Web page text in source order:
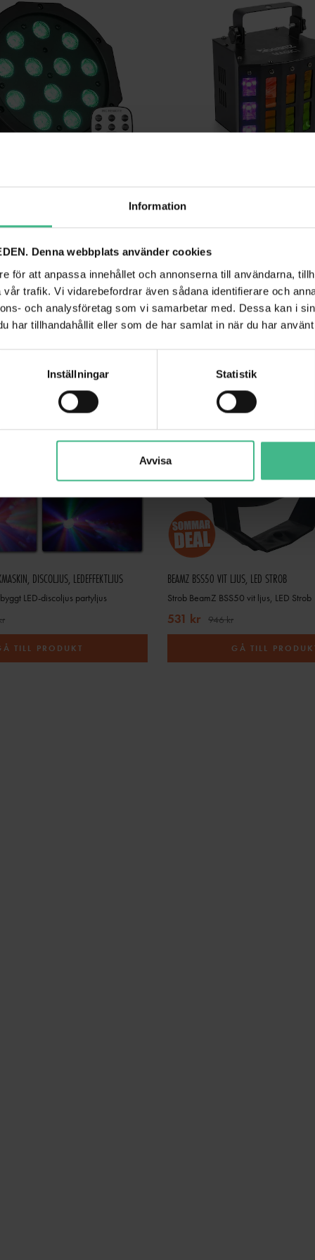
Information
Denna webbplats använder cookies
för att anpassa innehållet och annonserna till användarna,
trafik. Vi vidarebefordrar även sådana identifierare och
och analysföretag som vi samarbetar med. Dessa kan i
har tillhandahållit eller som de har samlat in när du har
Inställningar Statistik
Avvisa
RGBW
TILL PRODUKT
Derby-effekt med strobe BeamZ SKY-
1 167 kr 1 604 kr
GÅ TILL
DISCOLJUS, LEDEFFEKTLJUS
LED-discoljus partyljus
TILL PRODUKT
BEAMZ BSS50 VIT LJUS, LED STROB
Strob BeamZ BSS50 vit ljus, LED Strob
531 kr 946 kr
GÅ TILL